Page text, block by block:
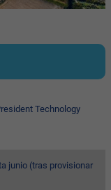
Technology
junio (tras provisionar